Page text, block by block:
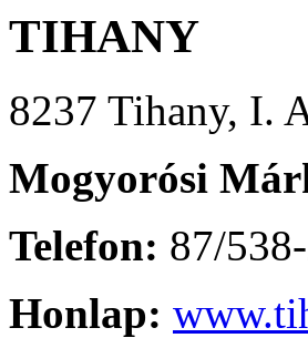
TIHANY
8237 Tihany, I.
Mogyorósi
Telefon: 87/
Honlap: